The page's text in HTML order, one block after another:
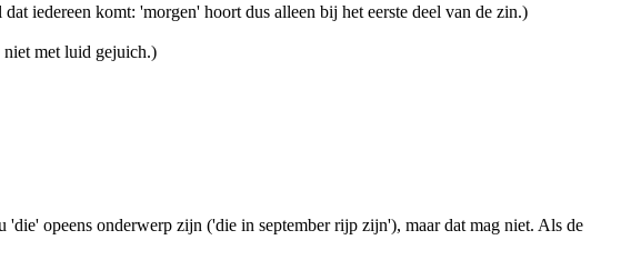
iedereen komt: 'morgen' hoort dus alleen bij het eerste deel van de zin.)
met luid gejuich.)
opeens onderwerp zijn ('die in september rijp zijn'), maar dat mag niet. Als de